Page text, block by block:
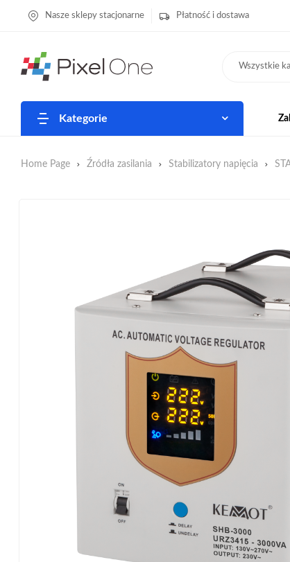
Nasze sklepy stacjonarne Płatność i dostawa
Wszystkie
Kategorie
Home Page Źródła zasilania Stabilizatory napięcia